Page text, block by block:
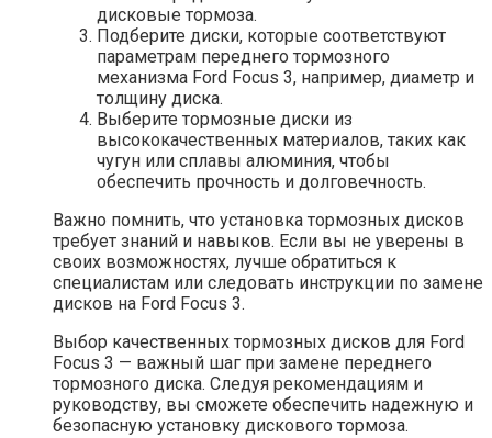
дисковые тормоза.
Подберите диски, которые соответствуют
параметрам переднего тормозного
механизма Ford Focus 3, например, диаметр и
толщину диска.
Выберите тормозные диски из
высококачественных материалов, таких как
чугун или сплавы алюминия, чтобы
обеспечить прочность и долговечность.
Важно помнить, что установка тормозных дисков
требует знаний и навыков. Если вы не уверены в
своих возможностях, лучше обратиться к
специалистам или следовать инструкции по замене
дисков на Ford Focus 3.
Выбор качественных тормозных дисков для Ford
Focus 3 — важный шаг при замене переднего
тормозного диска. Следуя рекомендациям и
руководству, вы сможете обеспечить надежную и
безопасную установку дискового тормоза.